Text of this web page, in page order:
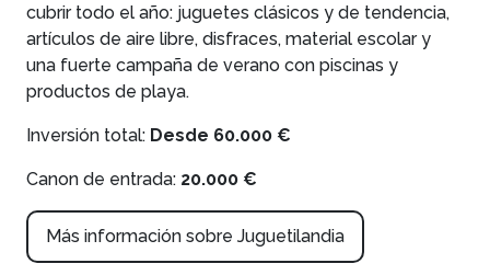
cubrir todo el año: juguetes clásicos y de tendencia,
artículos de aire libre, disfraces, material escolar y
una fuerte campaña de verano con piscinas y
productos de playa.
Inversión total: Desde 60.000 €
Canon de entrada: 20.000 €
Más información sobre Juguetilandia